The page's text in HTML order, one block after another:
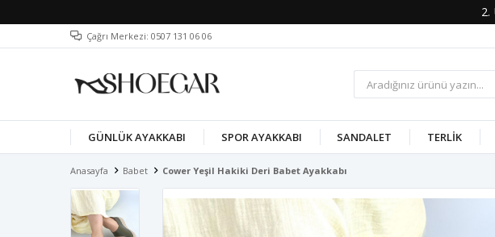
2.
Çağrı Merkezi: 0507 131 06 06
GÜNLÜK AYAKKABI SPOR AYAKKABI SANDALET TERLIK
Anasayfa Babet Cower Yeşil Hakiki Deri Babet Ayakkabı